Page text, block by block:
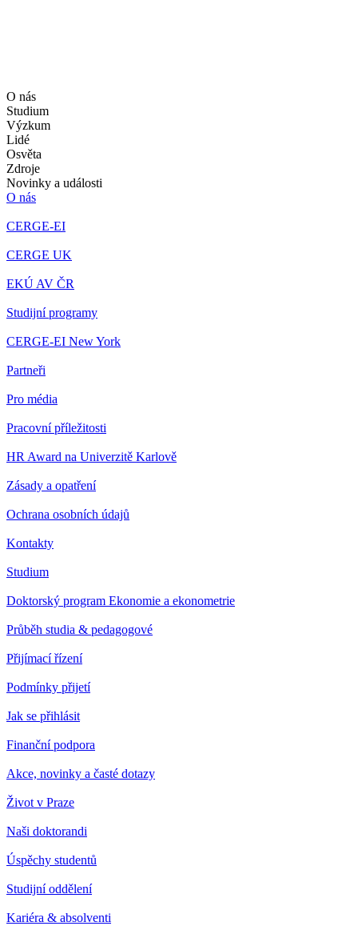
O nás
Studium
Výzkum
Lidé
Osvěta
Zdroje
Novinky a události
O nás
CERGE-EI
CERGE UK
EKÚ AV ČR
Studijní programy
CERGE-EI New York
Partneři
Pro média
Pracovní příležitosti
HR Award na Univerzitě Karlově
Zásady a opatření
Ochrana osobních údajů
Kontakty
Studium
Doktorský program Ekonomie a ekonometrie
Průběh studia & pedagogové
Přijímací řízení
Podmínky přijetí
Jak se přihlásit
Finanční podpora
Akce, novinky a časté dotazy
Život v Praze
Naši doktorandi
Úspěchy studentů
Studijní oddělení
Kariéra & absolventi